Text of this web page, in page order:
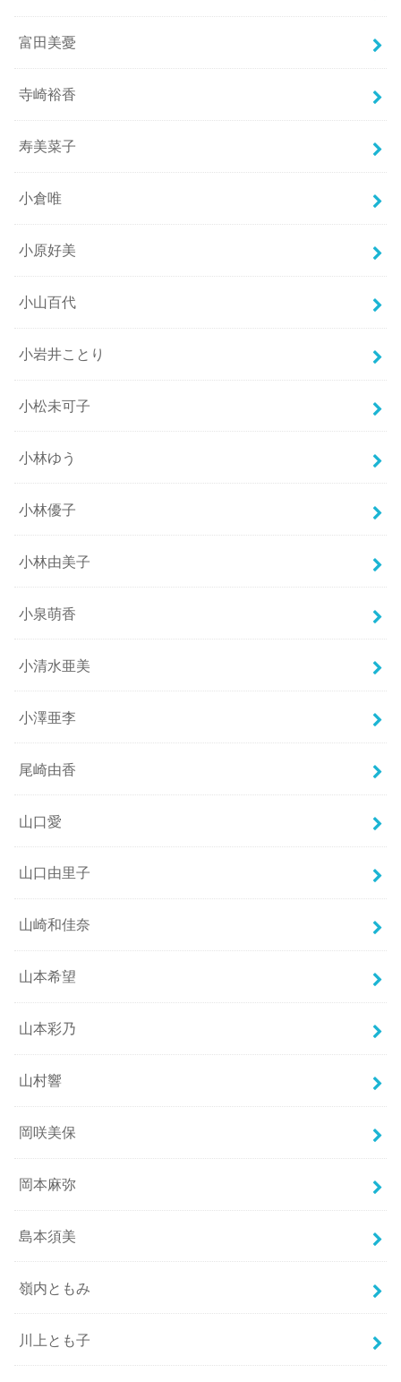
富田美憂
寺崎裕香
寿美菜子
小倉唯
小原好美
小山百代
小岩井ことり
小松未可子
小林ゆう
小林優子
小林由美子
小泉萌香
小清水亜美
小澤亜李
尾崎由香
山口愛
山口由里子
山崎和佳奈
山本希望
山本彩乃
山村響
岡咲美保
岡本麻弥
島本須美
嶺内ともみ
川上とも子